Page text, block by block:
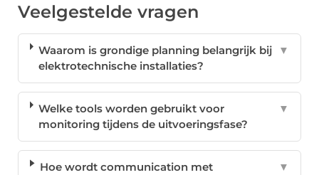
Veelgestelde vragen
Waarom is grondige planning belangrijk bij
elektrotechnische installaties?
▼
Welke tools worden gebruikt voor
monitoring tijdens de uitvoeringsfase?
▼
Hoe wordt communication met
▼